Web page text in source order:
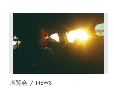
展覧会 NEWS